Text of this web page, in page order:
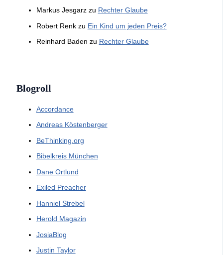
Markus Jesgarzzu Rechter Glaube
Robert Renkzu Ein Kind um jeden Preis?
Reinhard Baden zu Rechter Glaube
Blogroll
Accordance
Andreas Köstenberger
BeThinking.org
Bibelkreis München
Dane Ortlund
Exiled Preacher
Hanniel Strebel
Herold Magazin
JosiaBlog
Justin Taylor